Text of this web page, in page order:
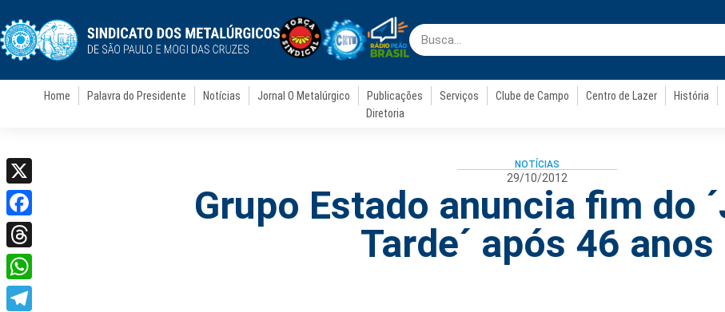
Home Palavra do Presidente Notícias Jornal O Metalúrgico Publicações Serviços Clube de Campo Centro de Lazer
História
Diretoria
NOTÍCIAS
29/10/2012
Grupo Estado anuncia fim do
Tarde´ após 46 anos
X
Facebook
Threads
WhatsApp